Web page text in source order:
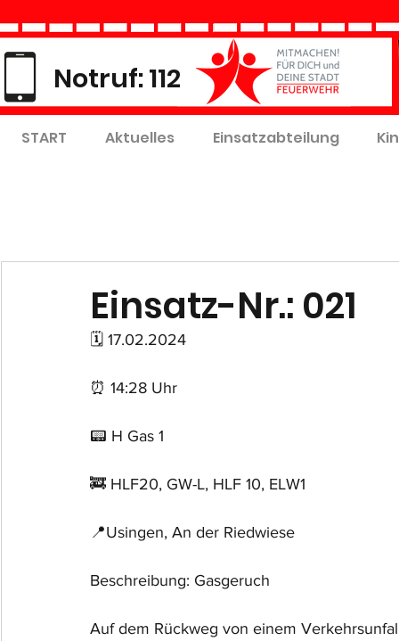
Notruf: 112
START Aktuelles Einsatzabteilung
Einsatz-Nr.: 021
🗓 17.02.2024
⏰ 14:28 Uhr
📟 H Gas 1
🚒 HLF20, GW-L, HLF 10, ELW1
📍Usingen, An der Riedwiese
Beschreibung: Gasgeruch
Auf dem Rückweg von einem